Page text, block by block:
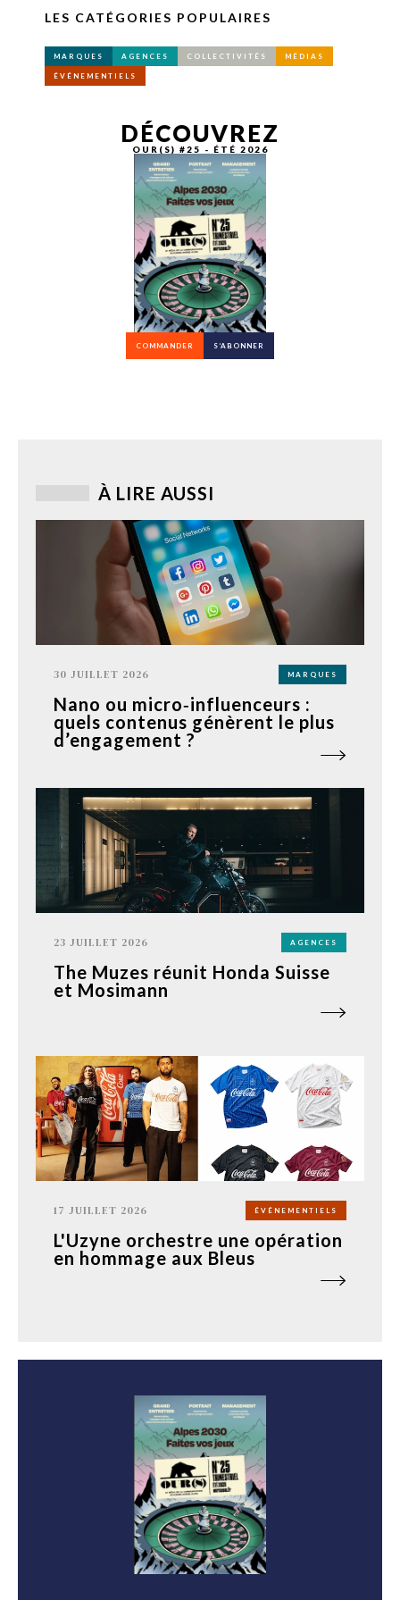
LES CATÉGORIES POPULAIRES
MARQUES AGENCES COLLECTIVITÉS MÉDIAS
ÉVÉNEMENTIELS
DÉCOUVREZ
OUR(S) #25 - ÉTÉ 2026
COMMANDER S’ABONNER
À LIRE AUSSI
30 JUILLET 2026 MARQUES
Nano ou micro‑influenceurs :
quels contenus génèrent le plus
d’engagement ?
23 JUILLET 2026 AGENCES
The Muzes réunit Honda Suisse
et Mosimann
17 JUILLET 2026 ÉVÉNEMENTIELS
L'Uzyne orchestre une opération
en hommage aux Bleus